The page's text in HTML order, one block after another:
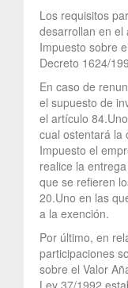
Los requisitos
desarrollan en el
Impuesto sobre
Decreto 1624/
En caso de
el supuesto de
el artículo
cual ostentará la
Impuesto el
realice la
que se refieren
20.Uno en las
a la exención.
Por último, en
participaciones
sobre el Valor
Ley 37/1992